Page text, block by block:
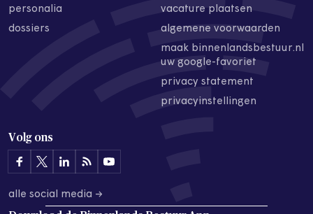
personalia
dossiers
vacature plaatsen
algemene voorwaarden
maak binnenlandsbestuur.nl
uw google-favoriet
privacy statement
privacyinstellingen
Volg ons
alle social media →